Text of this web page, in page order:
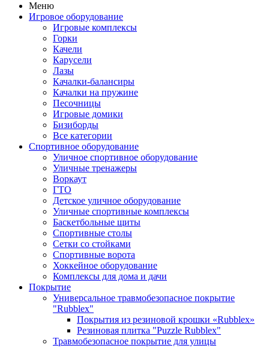
Меню
Игровое оборудование
Игровые комплексы
Горки
Качели
Карусели
Лазы
Качалки-балансиры
Качалки на пружине
Песочницы
Игровые домики
Бизиборды
Все категории
Спортивное оборудование
Уличное спортивное оборудование
Уличные тренажеры
Воркаут
ГТО
Детское уличное оборудование
Уличные спортивные комплексы
Баскетбольные щиты
Спортивные столы
Сетки со стойками
Спортивные ворота
Хоккейное оборудование
Комплексы для дома и дачи
Покрытие
Универсальное травмобезопасное покрытие
"Rubblex"
Покрытия из резиновой крошки «Rubblex»
Резиновая плитка "Puzzle Rubblex"
Травмобезопасное покрытие для улицы